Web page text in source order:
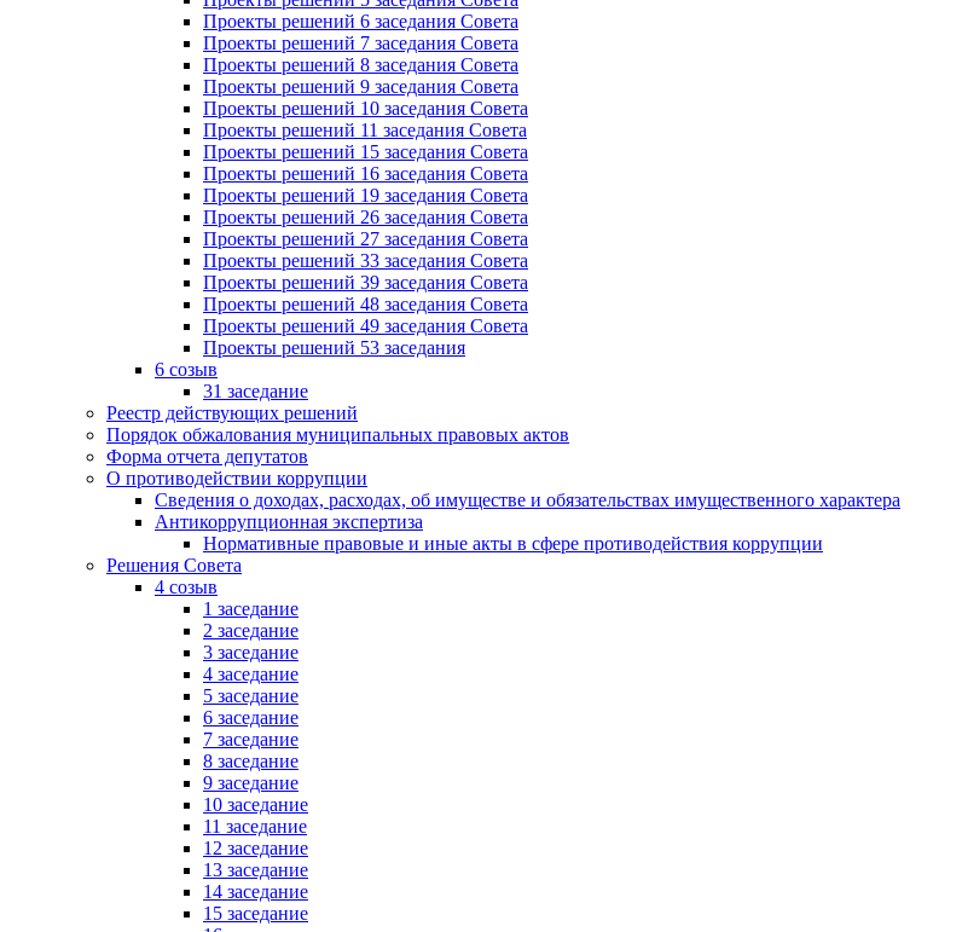
Проекты решений 6 заседания Совета
Проекты решений 7 заседания Совета
Проекты решений 8 заседания Совета
Проекты решений 9 заседания Совета
Проекты решений 10 заседания Совета
Проекты решений 11 заседания Совета
Проекты решений 15 заседания Совета
Проекты решений 16 заседания Совета
Проекты решений 19 заседания Совета
Проекты решений 26 заседания Совета
Проекты решений 27 заседания Совета
Проекты решений 33 заседания Совета
Проекты решений 39 заседания Совета
Проекты решений 48 заседания Совета
Проекты решений 49 заседания Совета
Проекты решений 53 заседания
6 созыв
31 заседание
Реестр действующих решений
Порядок обжалования муниципальных правовых актов
Форма отчета депутатов
О противодействии коррупции
Сведения о доходах, расходах, об имуществе и обязательствах имущественного характера
Антикоррупционная экспертиза
Нормативные правовые и иные акты в сфере противодействия коррупции
Решения Совета
4 созыв
1 заседание
2 заседание
3 заседание
4 заседание
5 заседание
6 заседание
7 заседание
8 заседание
9 заседание
10 заседание
11 заседание
12 заседание
13 заседание
14 заседание
15 заседание